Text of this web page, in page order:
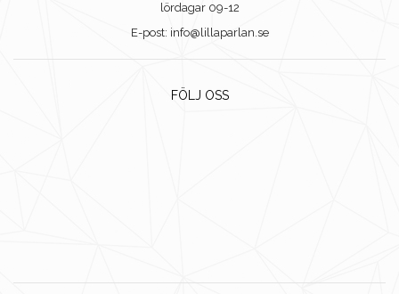
lördagar 09-12
E-post: info@lillaparlan.se
FÖLJ OSS